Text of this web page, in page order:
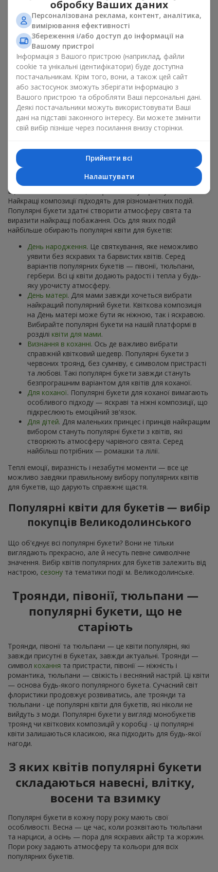
для будь-якого віку і статі, а їх склад можна
адаптувати під будь-який захід.
Масові квіткові уподобання. Півонії, тюльпани,
ромашки — популярні букети, що залишаються
привабливими для покупців. Вони не тільки мають
чудовий вигляд. Такі популярні букети відображають
атмосферу свіжості та природної краси.
Популярні квіти для букетів часто змінюються залежно від
пори року, але ці класичні популярні букети завжди
залишаються в списку тих що мають найбільший попит.
Якщо ви хочете бути впевненими у своєму виборі,
звертайтесь до цих перевірених часом популярних квітів.
Великодолинське обирають
популярні букети
Що важливо пам’ятати, обираючи популярні букети?
Найкращі композиції підходять для різноманітних подій.
Популярні букети здатні створити атмосферу свята та
виразити найкращі побажання. Ось для яких подій
найбільше обирають популярні квіти для букетів:
День народження. Це святкування, яке неможливо
уявити без яскравих та барвистих квітів. Серед
варіантів популярних букетів — півонії, тюльпани,
гербери. Всі ці квіти додають радості і тепла у будь-
яку урочисту атмосферу.
День матері. Для мами завжди хочеться вибрати
найкращий популярний букети. Квіткова композиція
на День матері може бути як ніжною, так і яскравою.
Вибирайте популярні букети на нашій платформі в
розділі квіти для мами.
Визнання в коханні. Ось де важливо вибрати
справжній квітковий шедевр. Популярні букети з
червоних троянд, без сумніву, є символом пристрасті
та любові. Такі популярні букети завжди стануть
безпрограшним варіантом для квітів для коханої.
Для коханої. Популярні букети для коханої вимагають
особливого підходу — яскраві та ніжні композиції, що
підкреслюють емоційний зв'язок.
Для дітей. Для маленьких принцес і принців найкращим
вибором стануть популярні букети з квітів, які
створюють атмосферу чарівного свята. Серед
найбільш потрібних — ромашки та лілії.
Теплі емоції, виразність і незабутні моменти — все це
можливо завдяки правильному вибору популярних квітів
для букетів, що дарують справжнє щастя.
Популярні квіти для букетів — вибір
покупців Великодолинського
Що об'єднує всі популярні букети? Вони не тільки
виглядають прекрасно, але й несуть певне символічне
значення. Вибір квітів популярних для букетів залежить від
настрою, сезону та тематики події м. Великодолинське.
Троянди, півонії, тюльпани —
популярні букети, що не
старіють
Троянди, півонії та тюльпани — це квіти популярні, які
завжди присутні в букетах, завжди актуальні. Троянди —
символ кохання та пристрасти, півонії — ніжність і
романтика, тюльпани — свіжість і весняний настрій. Ці квіти
— основа будь-якого популярного букета. Сучасний світ
флористики продовжує розвиватись, але троянди та
тюльпани - це популярні квіти для букетів, які ніколи не
вийдуть з моди. Популярні букети у вигляді монобукетів
троянд чи квіткових композицій у коробці - ці популярні
квіти залишаються класикою, яка підходить для будь-якої
нагоди.
З яких квітів популярні букети
складаються навесні, влітку,
восени та взимку
Популярні букети в кожну пору року мають свої
особливості. Весна — це час, коли розквітають тюльпани
та нарциси, а осінь — пора для яскравих айстр та жоржин.
Пори року задають атмосферу та кольори для всіх
популярних букетів.
обробку Ваших даних
Персоналізована реклама, контент, аналітика,
вимірювання ефективності
Збереження і/або доступ до інформації на
Вашому пристрої
Інформація з Вашого пристрою (наприклад, файли
cookie та унікальні ідентифікатори) буде доступна
постачальникам. Крім того, вони, а також цей сайт
або застосунок зможуть зберігати інформацію з
Вашого пристрою та обробляти Ваші персональні дані.
Деякі постачальники можуть використовувати Ваші
дані на підставі законного інтересу. Ви можете змінити
свій вибір пізніше через посилання внизу сторінки.
Прийняти всі
Налаштувати